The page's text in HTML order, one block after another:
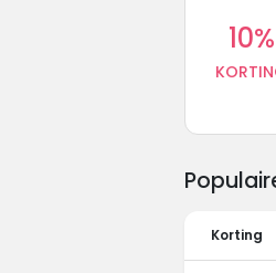
10%
Korting